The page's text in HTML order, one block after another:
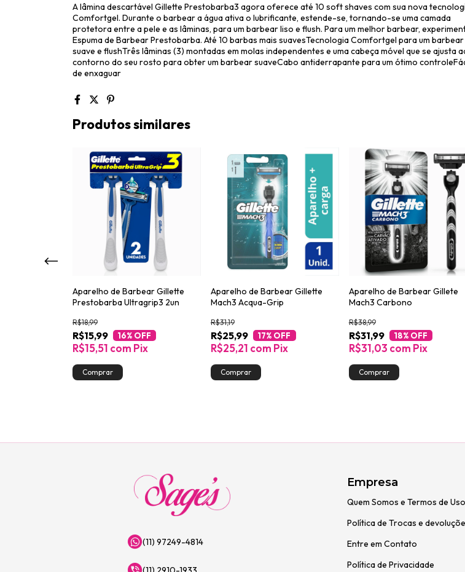
A lâmina descartável Gillette Prestobarba3 agora oferece até 10 soft shaves com sua nova
Comfortgel. Durante o barbear a água ativa o lubrificante, estende-se, tornando-se uma camada
protetora entre a pele e as lâminas, para um barbear liso e flush. Para um melhor barbear,
Espuma de Barbear Prestobarba. Até 10 barbas mais suavesTecnologia Comfortgel para um barbear
suave e flushTrês lâminas (3) montadas em molas independentes e uma cabeça móvel que se ajusta
contorno do seu rosto para obter um barbear suaveCabo antiderrapante para um ótimo
de enxaguar
Produtos similares
Aparelho de Barbear Gillette
Prestobarba Ultragrip3 2un
R$15,99
R$18,99
16% OFF
R$15,51 com Pix
Aparelho de Barbear Gillette
Mach3 Acqua-Grip
R$25,99
R$31,19
17% OFF
R$25,21 com Pix
Aparelho de Barbear Gillete
Mach3 Carbono
R$31,99
R$38,99
18% OFF
R$31,03 com Pix
(11) 97249-4814
Empresa
Quem Somos e Termos de Uso
Política de Trocas e
Entre em Contato
Política de Privacidade